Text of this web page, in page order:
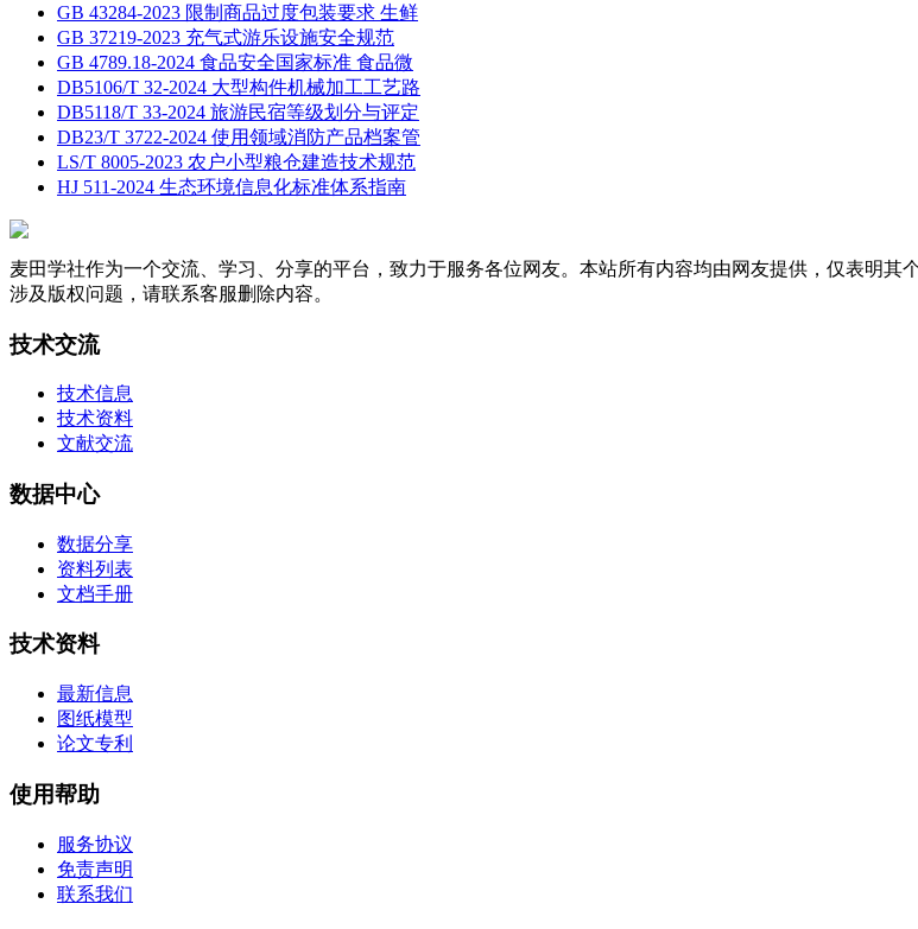
GB 43284-2023 限制商品过度包装要求 生鲜
GB 37219-2023 充气式游乐设施安全规范
GB 4789.18-2024 食品安全国家标准 食品微
DB5106/T 32-2024 大型构件机械加工工艺路
DB5118/T 33-2024 旅游民宿等级划分与评定
DB23/T 3722-2024 使用领域消防产品档案管
LS/T 8005-2023 农户小型粮仓建造技术规范
HJ 511-2024 生态环境信息化标准体系指南
麦田学社作为一个交流、学习、分享的平台，致力于服务各位网友。本站所有内容均由网友提供，仅表明
涉及版权问题，请联系客服删除内容。
技术交流
技术信息
技术资料
文献交流
数据中心
数据分享
资料列表
文档手册
技术资料
最新信息
图纸模型
论文专利
使用帮助
服务协议
免责声明
联系我们